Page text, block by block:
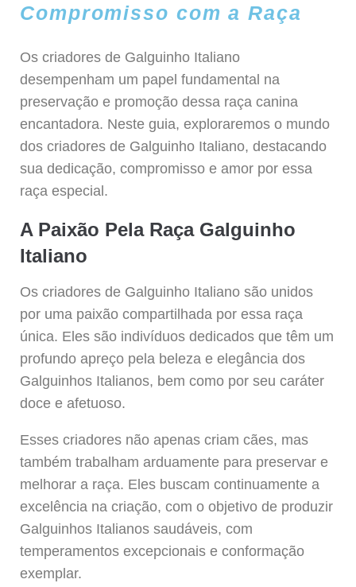
Compromisso com a Raça
Os criadores de Galguinho Italiano
desempenham um papel fundamental na
preservação e promoção dessa raça canina
encantadora. Neste guia, exploraremos o mundo
dos criadores de Galguinho Italiano, destacando
sua dedicação, compromisso e amor por essa
raça especial.
A Paixão Pela Raça Galguinho
Italiano
Os criadores de Galguinho Italiano são unidos
por uma paixão compartilhada por essa raça
única. Eles são indivíduos dedicados que têm um
profundo apreço pela beleza e elegância dos
Galguinhos Italianos, bem como por seu caráter
doce e afetuoso.
Esses criadores não apenas criam cães, mas
também trabalham arduamente para preservar e
melhorar a raça. Eles buscam continuamente a
excelência na criação, com o objetivo de produzir
Galguinhos Italianos saudáveis, com
temperamentos excepcionais e conformação
exemplar.